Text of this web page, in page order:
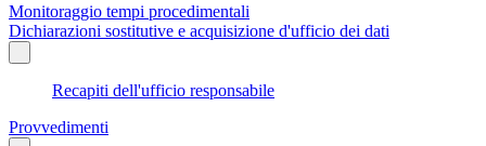
Monitoraggio tempi procedimentali
Dichiarazioni sostitutive e acquisizione d'ufficio dei dati
Recapiti dell'ufficio responsabile
Provvedimenti